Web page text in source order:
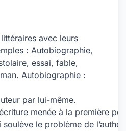
avec leurs
: Autobiographie,
essai, fable,
Autobiographie :
par lui-même.
menée à la première
le problème de